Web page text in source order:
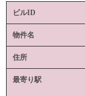
ビルID
物件名
住所
最寄り駅